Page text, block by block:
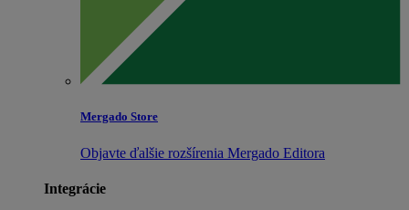
Mergado Store
Objavte ďalšie rozšírenia Mergado Editora
Integrácie